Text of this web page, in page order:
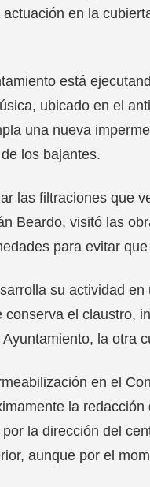
en la
está
ubicado en el
una nueva
los bajantes.
las filtraciones que
Beardo, visitó las
para evitar
su actividad
conserva el claustro,
la otra
en el
la
la dirección del
aunque por el